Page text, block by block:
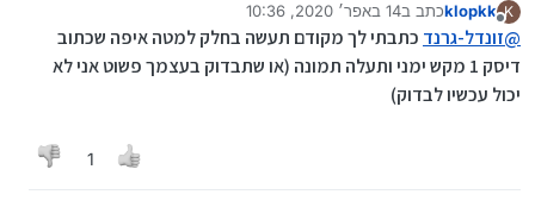
@זונדל-גרנדתראה לדוגמא את c
K
מנותק
klopkkכתב ב14 באפר׳ 2020, 10:36
נערך לאחרונה על ידי
@זונדל-גרנד כתבתי לך מקודם תעשה בחלק למטה איפה שכתוב
דיסק 1 מקש ימני ותעלה תמונה (או שתבדוק בעצמך פשוט אני לא
יכול עכשיו לבדוק)
1